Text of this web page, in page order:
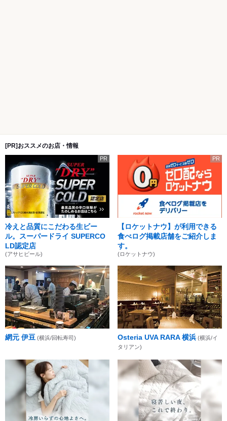
[PR]おススメのお店・情報
PR
冷えと品質にこだわる生ビー
ル。スーパードライ SUPERCO
LD認定店
(アサヒビール)
PR
【ロケットナウ】が利用できる
食べログ掲載店舗をご紹介しま
す。
(ロケットナウ)
網元 伊豆 (横浜/回転寿司) Osteria UVA RARA 横浜 (横浜/イ
タリアン)